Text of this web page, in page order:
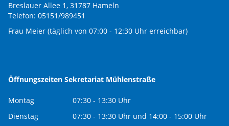
Breslauer Allee 1, 31787 Hameln
Telefon: 05151/989451
Frau Meier (täglich von 07:00 - 12:30 Uhr erreichbar)
Öffnungszeiten Sekretariat Mühlenstraße
Montag
07:30 - 13:30 Uhr
Dienstag
07:30 - 13:30 Uhr und 14:00 - 15:00 Uhr